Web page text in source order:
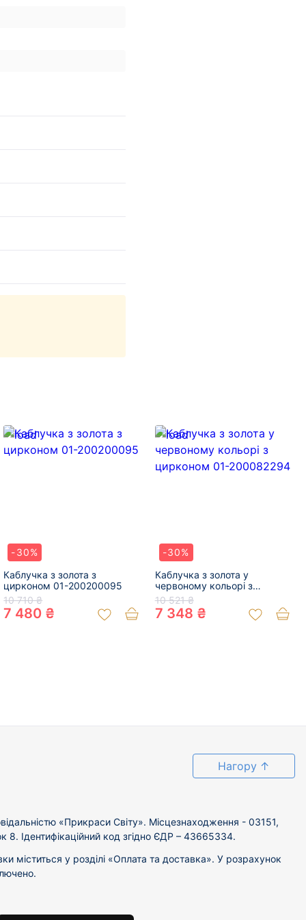
-30%
Каблучка з золота з
цирконом 01-200200095
10 710 ₴
7 480 ₴
-30%
Каблучка з золота у
червоному кольорі з
цирконом 01-200082294
10 521 ₴
7 348 ₴
Нагору ↑
«Прикраси Світу». Місцезнаходження - 03151,
8. Ідентифікаційний код згідно ЄДР – 43665334.
міститься у розділі «Оплата та доставка». У розрахунок